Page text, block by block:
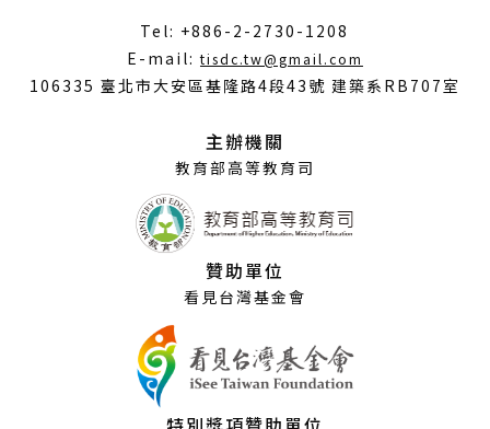
Tel: +886-2-2730-1208
E-mail:tisdc.tw@gmail.com
開
106335 臺北市大安區基隆路4段43號 建築系RB707室
主辦機關
教育部高等教育司
贊助單位
看見台灣基金會